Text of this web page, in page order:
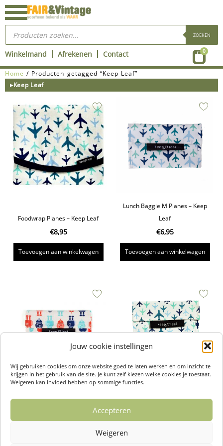
Jouw cookie instellingen
Wij gebruiken cookies om onze website goed te laten werken en om inzicht te
krijgen in het gebruik van de site. Je kunt zelf kiezen welke cookies je toestaat.
Weigeren kan invloed hebben op sommige functies.
Accepteren
Weigeren
Ga
naar
inhoud
Producten
zoeken ZOEKEN
Winkelmand Afrekenen Contact 0
Home / Producten getagged “Keep Leaf”
▸Keep Leaf
Foodwrap Planes – Keep Leaf
€8,95
Toevoegen aan winkelwagen
Lunch Baggie M Planes – Keep
Leaf
€6,95
Toevoegen aan winkelwagen